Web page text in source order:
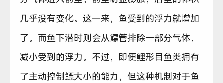
几乎没有变化。这一来，鱼受到的浮力就增加
了。而鱼下潜时则会从鳔管排除一部分气体，
减小受到的浮力。不过，即便鲤形目鱼类拥有
了主动控制鳔大小的能力，但这种机制对于鱼